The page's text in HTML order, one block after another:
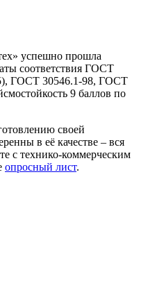
успешно прошла
соответствия ГОСТ
ГОСТ 30546.1-98, ГОСТ
9 баллов по
своей
в её качестве – вся
с технико-коммерческим
опросный лист.